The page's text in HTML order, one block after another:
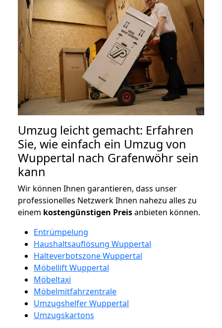
Umzug leicht gemacht: Erfahren
Sie, wie einfach ein Umzug von
Wuppertal nach Grafenwöhr sein
kann
Wir können Ihnen garantieren, dass unser
professionelles Netzwerk Ihnen nahezu alles zu
einem kostengünstigen Preisanbieten können.
Entrümpelung
Haushaltsauflösung Wuppertal
Halteverbotszone Wuppertal
Möbellift Wuppertal
Möbeltaxi
Möbelmitfahrzentrale
Umzugshelfer Wuppertal
Umzugskartons